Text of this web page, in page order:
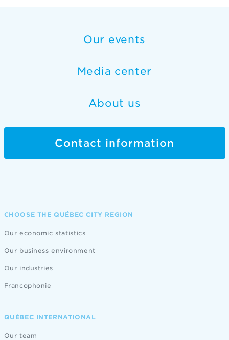
Our events
Media center
About us
Contact information
CHOOSE THE QUÉBEC CITY REGION
Our economic statistics
Our business environment
Our industries
Francophonie
QUÉBEC INTERNATIONAL
Our team